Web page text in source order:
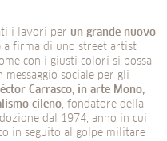
i lavori per un grande nuovo
a firma di uno street artist
con i giusti colori si possa
sociale per gli
Carrasco, in arte Mono,
cileno, fondatore della
dal 1974, anno in cui
in seguito al golpe militare